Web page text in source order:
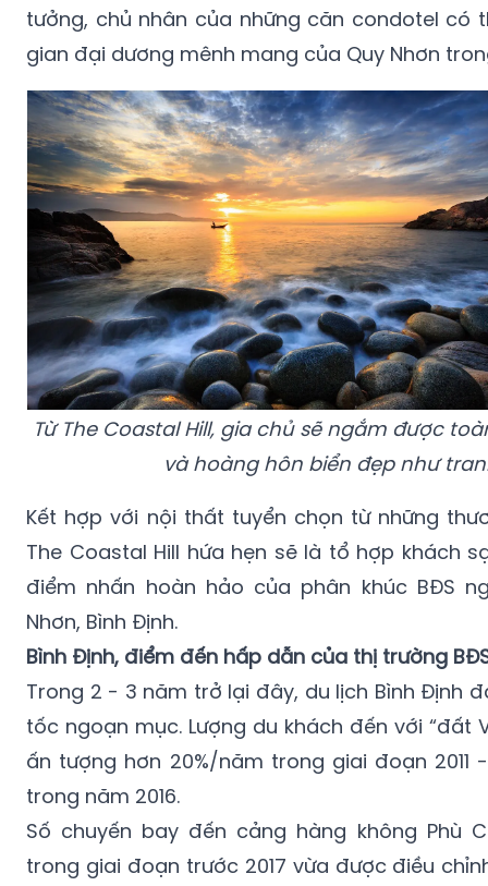
tưởng, chủ nhân của những căn condotel có
gian đại dương mênh mang của Quy Nhơn
Từ The Coastal Hill, gia chủ sẽ ngắm được
và hoàng hôn biển đẹp như
Kết hợp với nội thất tuyển chọn từ những
The Coastal Hill hứa hẹn sẽ là tổ hợp khách
điểm nhấn hoàn hảo của phân khúc BĐS
Nhơn, Bình Định.
Bình Định, điểm đến hấp dẫn của thị trường
Trong 2 - 3 năm trở lại đây, du lịch Bình Định
tốc ngoạn mục. Lượng du khách đến với “đất
ấn tượng hơn 20%/năm trong giai đoạn 2011
trong năm 2016.
Số chuyến bay đến cảng hàng không Phù
trong giai đoạn trước 2017 vừa được điều